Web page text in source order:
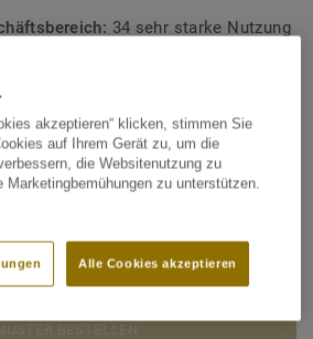
34 sehr starke Nutzung
Fußabdruck (Recycling)
1.92 kg CO /m 2
BERECHNEN
BESTELLEN
akzeptieren“ klicken, stimmen Sie
auf Ihrem Gerät zu, um die
die Websitenutzung zu
Marketingbemühungen zu unterstützen.
Alle Cookies akzeptieren